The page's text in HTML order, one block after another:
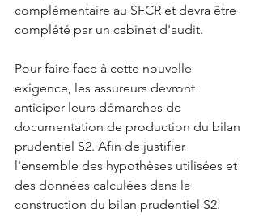
complémentaire au SFCR et devra être
complété par un cabinet d'audit.
Pour faire face à cette nouvelle
exigence, les assureurs devront
anticiper leurs démarches de
documentation de production du bilan
prudentiel S2. Afin de justifier
l'ensemble des hypothèses utilisées et
des données calculées dans la
construction du bilan prudentiel S2.